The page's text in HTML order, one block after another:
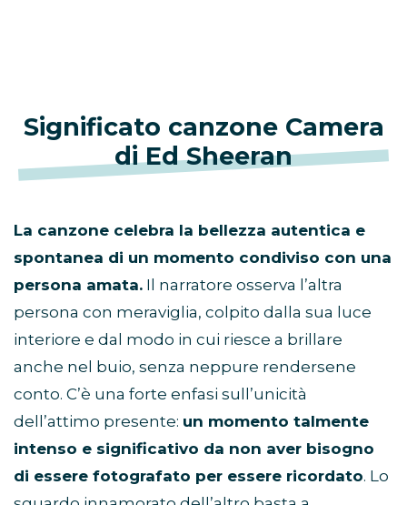
Significato canzone Camera
di Ed Sheeran
La canzone celebra la bellezza autentica e
spontanea di un momento condiviso con una
persona amata. Il narratore osserva l’altra
persona con meraviglia, colpito dalla sua luce
interiore e dal modo in cui riesce a brillare
anche nel buio, senza neppure rendersene
conto. C’è una forte enfasi sull’unicità
dell’attimo presente: un momento talmente
intenso e significativo da non aver bisogno
di essere fotografato per essere ricordato. Lo